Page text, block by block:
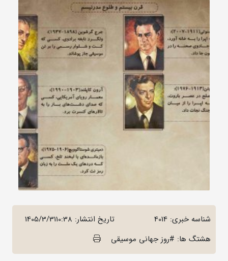
شناسه خبری: 4014 تاریخ انتشار: 1405/3/3110:38
هشتگ ها: #روز جهانی موسیقی